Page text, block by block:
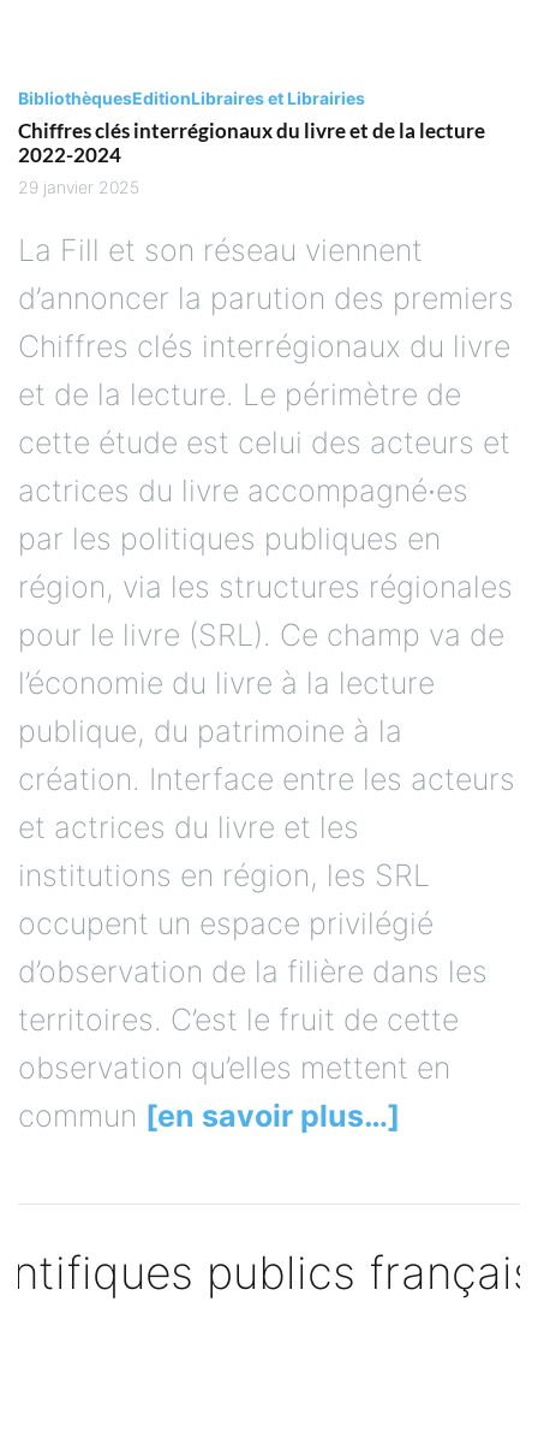
BibliothèquesEditionLibraires et Librairies
Chiffres clés interrégionaux du livre et de la lecture
2022-2024
29 janvier 2025
La Fill et son réseau viennent
d’annoncer la parution des premiers
Chiffres clés interrégionaux du livre
et de la lecture. Le périmètre de
cette étude est celui des acteurs et
actrices du livre accompagné∙es
par les politiques publiques en
région, via les structures régionales
pour le livre (SRL). Ce champ va de
l’économie du livre à la lecture
publique, du patrimoine à la
création. Interface entre les acteurs
et actrices du livre et les
institutions en région, les SRL
occupent un espace privilégié
d’observation de la filière dans les
territoires. C’est le fruit de cette
observation qu’elles mettent en
commun [en savoir plus…]